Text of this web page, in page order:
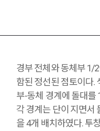
경부 전체와 동체부 1/
함된 정선된 점토이다.
부-동체 경계에 돌대를
각 경계는 단이 지면서
을 4개 배치하였다. 투